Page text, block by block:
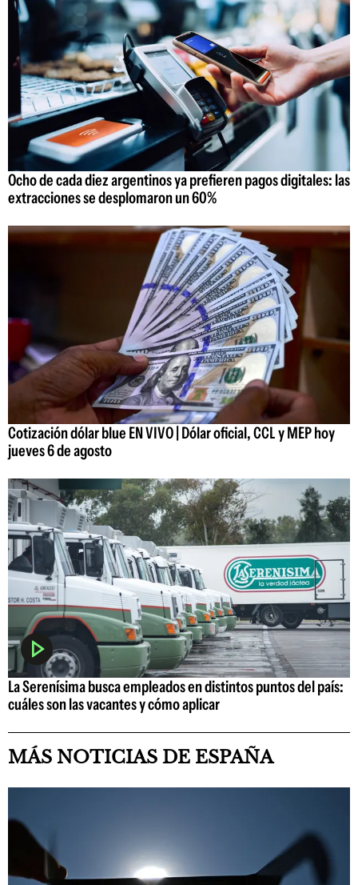
Ocho de cada diez argentinos ya prefieren pagos digitales: las
extracciones se desplomaron un 60%
Cotización dólar blue EN VIVO | Dólar oficial, CCL y MEP hoy
jueves 6 de agosto
La Serenísima busca empleados en distintos puntos del país:
cuáles son las vacantes y cómo aplicar
MÁS NOTICIAS DE ESPAÑA